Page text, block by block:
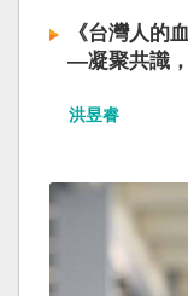
《台灣人的
—凝聚共識
洪昱睿